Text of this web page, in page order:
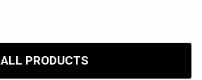
ALL PRODUCTS